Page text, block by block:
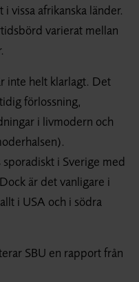
vissa afrikanska länder.
varierat mellan
inte helt klarlagt. Det
förlossning,
i livmodern och
sporadiskt i Sverige med
är det vanligare i
i USA och i södra
SBU en rapport från